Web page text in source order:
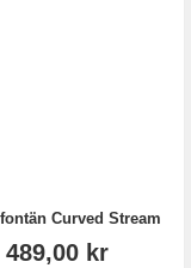
Curved Stream
489,00 kr